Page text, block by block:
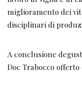
miglioramento dei
disciplinari di
A conclusione
Doc Trabocco offerto